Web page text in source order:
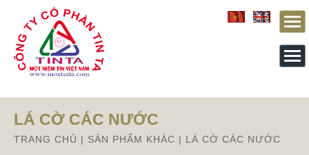
Từ mục này trở xuống là mã nguồn Zalo
LÁ CỜ CÁC NƯỚC
TRANG CHỦ | SẢN PHẨM KHÁC | LÁ CỜ CÁC NƯỚC